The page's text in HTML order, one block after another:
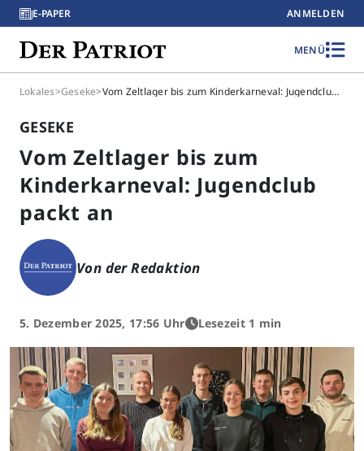
E-PAPER ANMELDEN
MENÜ
Lokales>Geseke> Vom Zeltlager bis zum Kinderkarneval: Jugendclub packt an
GESEKE
Vom Zeltlager bis zum
Kinderkarneval: Jugendclub
packt an
Von der Redaktion
5. Dezember 2025, 17:56 Uhr Lesezeit 1 min